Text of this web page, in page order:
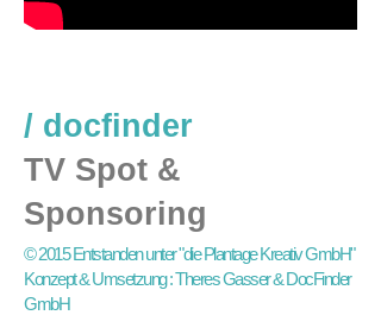
/ docfinder
TV Spot &
Sponsoring
© 2015 Entstanden unter "die Plantage Kreativ GmbH"
Konzept & Umsetzung : Theres Gasser & DocFinder
GmbH